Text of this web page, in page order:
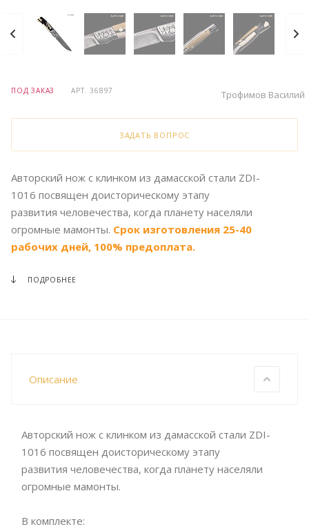
ПОД ЗАКАЗ АРТ.36897 Трофимов Василий
ЗАДАТЬ ВОПРОС
Авторский нож с клинком из дамасской стали ZDI-
1016 посвящен доисторическому этапу
развития человечества, когда планету населяли
огромные мамонты. Срок изготовления 25-40
рабочих дней, 100% предоплата.
ПОДРОБНЕЕ
Описание
Авторский нож с клинком из дамасской стали ZDI-
1016 посвящен доисторическому этапу
развития человечества, когда планету населяли
огромные мамонты.
В комплекте: